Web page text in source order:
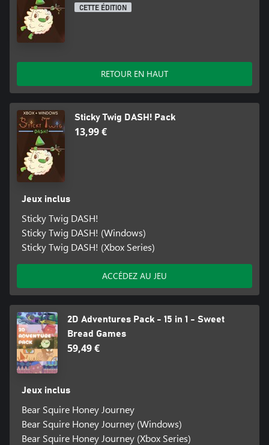
CETTE ÉDITION
RETOUR EN HAUT
Sticky Twig DASH! Pack
13,99 €
Jeux inclus
Sticky Twig DASH!
Sticky Twig DASH! (Windows)
Sticky Twig DASH! (Xbox Series)
ACCÉDEZ AU JEU
2D Adventures Pack - 15 in 1 - Sweet
Bread Games
59,49 €
Jeux inclus
Bear Squire Honey Journey
Bear Squire Honey Journey (Windows)
Bear Squire Honey Journey (Xbox Series)